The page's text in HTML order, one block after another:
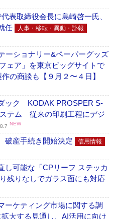
表取締役会長に島崎啓一氏、
任
人事・移転・異動・訃報
ショナリー&ペーパーグッズ
ェア」を東京ビッグサイトで
の商談も【９月２〜４日】
ック KODAK PROSPER S-
テム 従来の印刷工程にデジ
NEW
産手続き開始決定 信用情報
可能な「CPリーフ ステッカ
残りなしでガラス面にも対応
ケティング市場に関する調
大する見通し、AI活用に向け